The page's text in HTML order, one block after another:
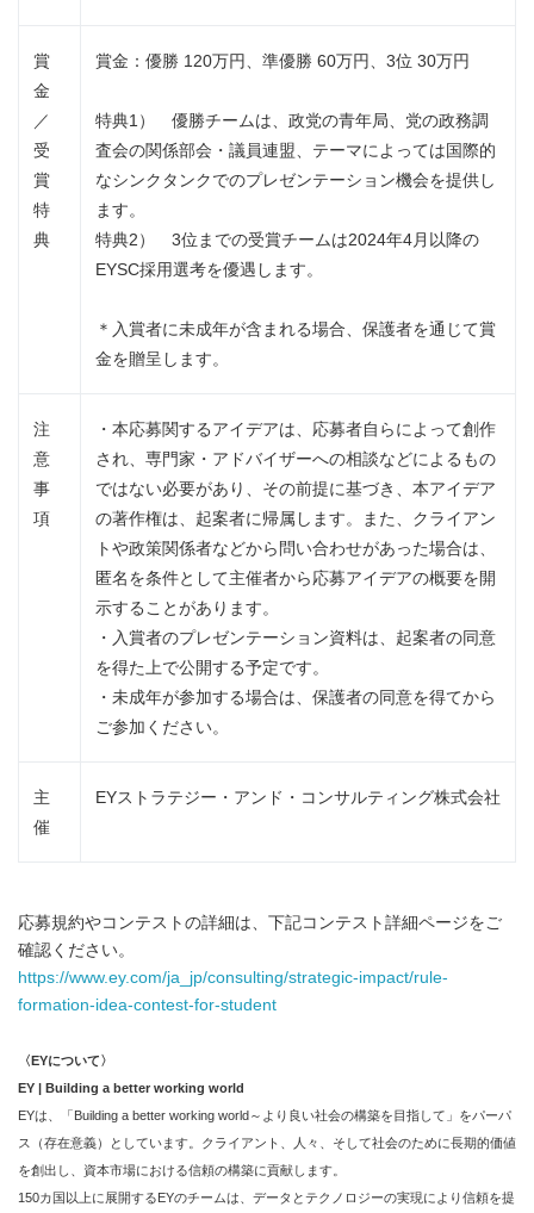
賞
金
／
受
賞
特
典
賞金：優勝 120万円、準優勝 60万円、3位 30万円
特典1） 優勝チームは、政党の青年局、党の政務調
査会の関係部会・議員連盟、テーマによっては国際的
なシンクタンクでのプレゼンテーション機会を提供し
ます。
特典2） 3位までの受賞チームは2024年4月以降の
EYSC採用選考を優遇します。
＊入賞者に未成年が含まれる場合、保護者を通じて賞
金を贈呈します。
注
意
事
項
・本応募関するアイデアは、応募者自らによって創作
され、専門家・アドバイザーへの相談などによるもの
ではない必要があり、その前提に基づき、本アイデア
の著作権は、起案者に帰属します。また、クライアン
トや政策関係者などから問い合わせがあった場合は、
匿名を条件として主催者から応募アイデアの概要を開
示することがあります。
・入賞者のプレゼンテーション資料は、起案者の同意
を得た上で公開する予定です。
・未成年が参加する場合は、保護者の同意を得てから
ご参加ください。
主
催
EYストラテジー・アンド・コンサルティング株式会社
応募規約やコンテストの詳細は、下記コンテスト詳細ページをご
確認ください。
https://www.ey.com/ja_jp/consulting/strategic-impact/rule-
formation-idea-contest-for-student
〈 EYについて〉
EY | Building a better working world
EYは、「Building a better working world～より良い社会の構築を目指して」をパーパ
ス（存在意義）としています。クライアント、人々、そして社会のために長期的価値
を創出し、資本市場における信頼の構築に貢献します。
150カ国以上に展開するEYのチームは、データとテクノロジーの実現により信頼を提